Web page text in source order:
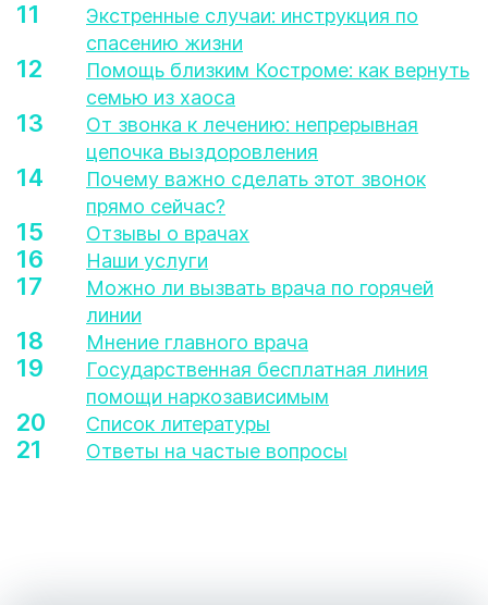
Экстренные случаи: инструкция по
спасению жизни
Помощь близким Костроме: как вернуть
семью из хаоса
От звонка к лечению: непрерывная
цепочка выздоровления
Почему важно сделать этот звонок
прямо сейчас?
Отзывы о врачах
Наши услуги
Можно ли вызвать врача по горячей
линии
Мнение главного врача
Государственная бесплатная линия
помощи наркозависимым
Список литературы
Ответы на частые вопросы